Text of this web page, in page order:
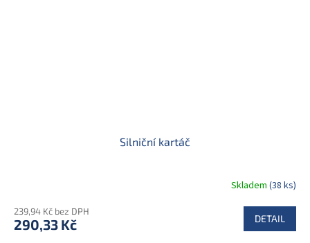
Silniční kartáč
Skladem (38 ks)
239,94 Kč bez DPH
290,33 Kč DETAIL